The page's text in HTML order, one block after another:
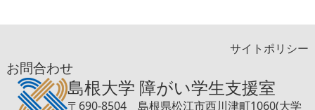
サイトポリシー
お問合わせ
島根大学 障がい学生支援室
〒690-8504 島根県松江市西川津町1060(大学